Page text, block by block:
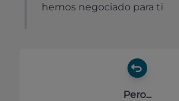
hemos negociado para ti
Pero...